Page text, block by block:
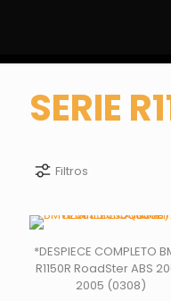
SERIE
Filtros
*DESPIECE COMPLETO
R1150R RoadSter ABS
2005 (0308)